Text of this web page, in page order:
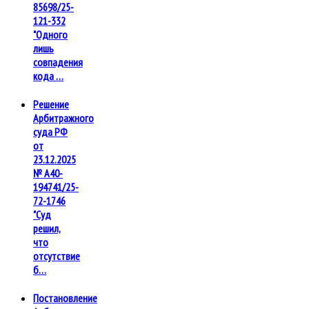
85698/25-
121-332
"Одного
лишь
совпадения
кода …
Решение
Арбитражного
суда РФ
от
23.12.2025
№ А40-
194741/25-
72-1746
"Суд
решил,
что
отсутствие
б…
Постановление